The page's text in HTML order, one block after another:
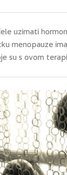
uzimati
menopauze
su s ovom